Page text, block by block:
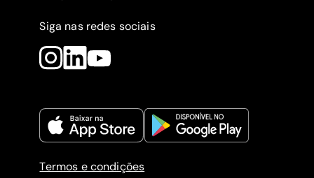
Siga nas redes sociais
Termos e condições